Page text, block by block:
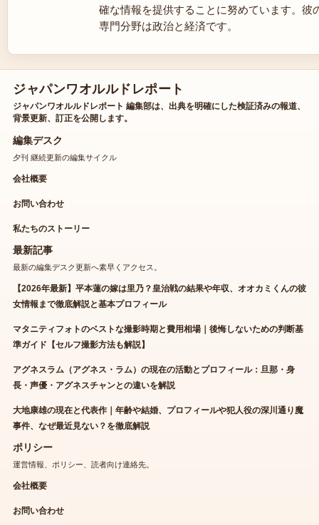
確な情報を提供することに努めています。彼
専門分野は政治と経済です。
ジャパンワオルルドレポート
ジャパンワオルルドレポート 編集部は、出典を明確にした検証済みの報道、
背景更新、訂正を公開します。
編集デスク
夕刊 継続更新の編集サイクル
会社概要
お問い合わせ
私たちのストーリー
最新記事
最新の編集デスク更新へ素早くアクセス。
【2026年最新】平本蓮の嫁は里乃？皇治戦の結果や年収、オオカミくんの彼
女情報まで徹底解説と基本プロフィール
マタニティフォトのベストな撮影時期と費用相場｜後悔しないための判断基
準ガイド【セルフ撮影方法も解説】
アグネスラム（アグネス・ラム）の現在の活動とプロフィール：旦那・身
長・声優・アグネスチャンとの違いを解説
大地康雄の現在と代表作｜年齢や結婚、プロフィールや犯人役の深川通り魔
事件、なぜ最近見ない？を徹底解説
ポリシー
運営情報、ポリシー、読者向け連絡先。
会社概要
お問い合わせ